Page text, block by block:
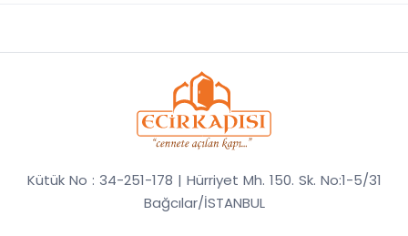
Kütük No : 34-251-178 | Hürriyet Mh. 150. Sk. No:1-5/31
Bağcılar/İSTANBUL